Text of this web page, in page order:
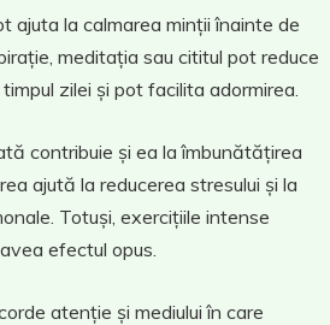
ajuta la calmarea minții înainte de
meditația sau cititul pot reduce
zilei și pot facilita adormirea.
contribuie și ea la îmbunătățirea
ajută la reducerea stresului și la
Totuși, exercițiile intense
efectul opus.
atenție și mediului în care